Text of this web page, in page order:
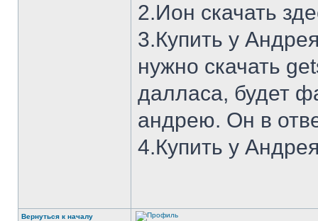
2.Ион скачать
3.Купить у
нужно скачать
далласа, будет
андрею. Он в
4.Купить у
Вернуться к началу